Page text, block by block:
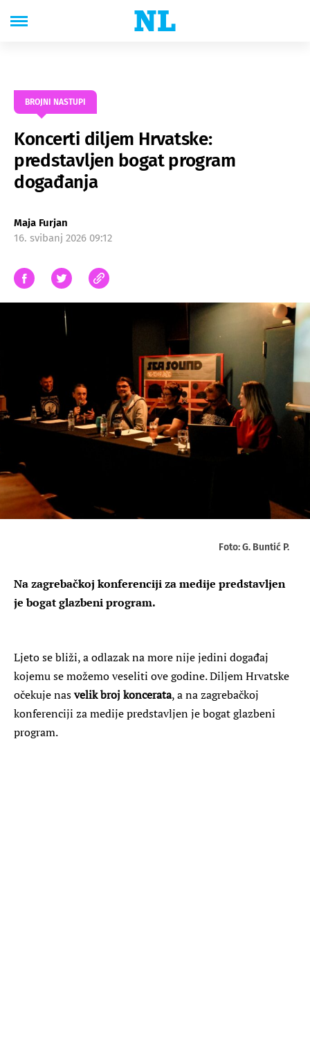
BROJNI NASTUPI
Koncerti diljem Hrvatske:
predstavljen bogat program
događanja
Maja Furjan
16. svibanj 2026 09:12
Foto: G. Buntić P.
Na zagrebačkoj konferenciji za medije predstavljen
je bogat glazbeni program.
Ljeto se bliži, a odlazak na more nije jedini događaj
kojemu se možemo veseliti ove godine. Diljem Hrvatske
očekuje nasvelik broj koncerata, a na zagrebačkoj
konferenciji za medije predstavljen je bogat glazbeni
program.